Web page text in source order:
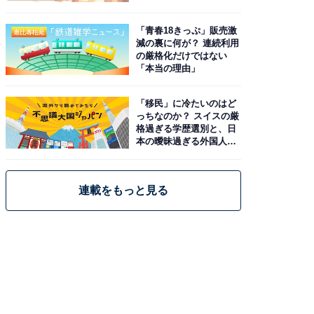
「青春18きっぷ」販売激
減の裏に何が？ 連続利用
の厳格化だけではない
「本当の理由」
「移民」に冷たいのはど
っちなのか？ スイスの厳
格過ぎる学歴選別と、日
本の曖昧過ぎる外国人政
連載をもっと見る